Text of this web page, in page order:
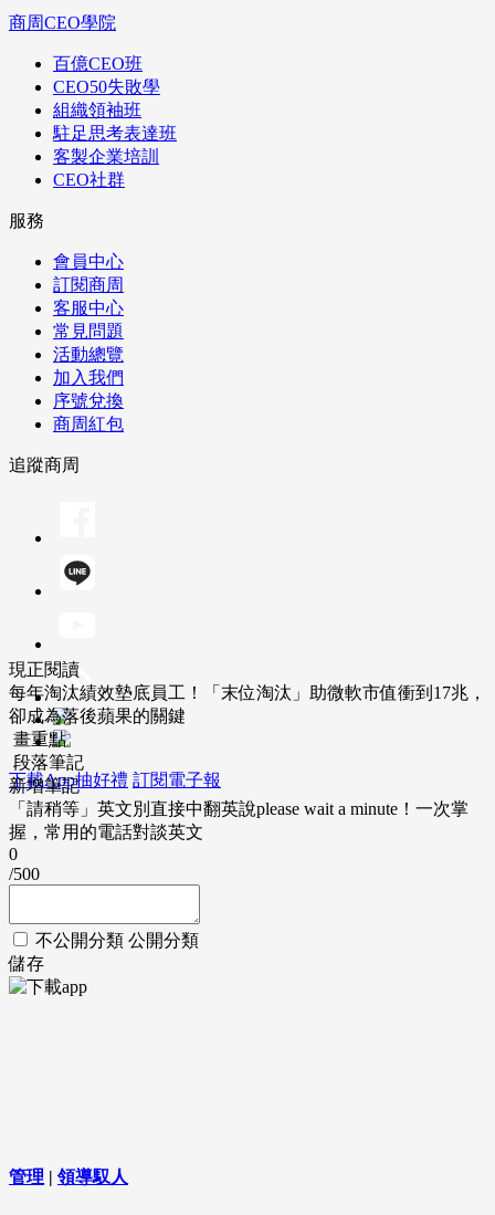
商周CEO學院
百億CEO班
CEO50失敗學
組織領袖班
駐足思考表達班
客製企業培訓
CEO社群
服務
會員中心
訂閱商周
客服中心
常見問題
活動總覽
加入我們
序號兌換
商周紅包
追蹤商周
下載App抽好禮 訂閱電子報
現正閱讀
每年淘汰績效墊底員工！「末位淘汰」助微軟市值衝到17兆，
卻成為落後蘋果的關鍵
畫重點
段落筆記
新增筆記
「請稍等」英文別直接中翻英說please wait a minute！一次掌
握，常用的電話對談英文
0
/500
不公開分類 公開分類
儲存
管理 | 領導馭人